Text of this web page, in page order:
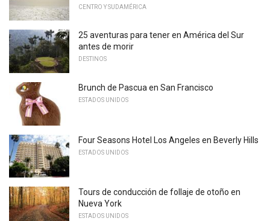
CENTRO Y SUDAMÉRICA
25 aventuras para tener en América del Sur
antes de morir
DESTINOS
Brunch de Pascua en San Francisco
ESTADOS UNIDOS
Four Seasons Hotel Los Angeles en Beverly Hills
ESTADOS UNIDOS
Tours de conducción de follaje de otoño en
Nueva York
ESTADOS UNIDOS